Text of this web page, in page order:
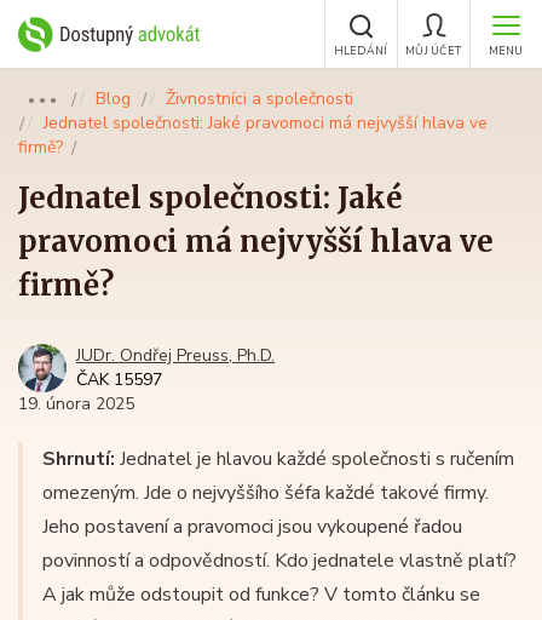
MENU
MŮJ ÚČET
HLEDÁNÍ
●●● Blog
Živnostníci a společnosti
Jednatel společnosti: Jaké pravomoci má nejvyšší hlava ve
firmě?
Jednatel společnosti: Jaké
pravomoci má nejvyšší hlava ve
firmě?
JUDr. Ondřej Preuss, Ph.D.
ČAK 15597
19. února 2025
Shrnutí: Jednatel je hlavou každé společnosti s ručením
omezeným. Jde o nejvyššího šéfa každé takové firmy.
Jeho postavení a pravomoci jsou vykoupené řadou
povinností a odpovědností. Kdo jednatele vlastně platí?
A jak může odstoupit od funkce? V tomto článku se